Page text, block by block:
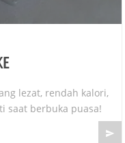
lezat, rendah kalori,
saat berbuka puasa!
